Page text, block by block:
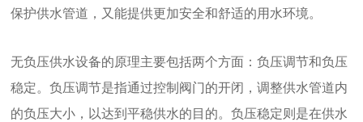
保护供水管道，又能提供更加安全和舒适的用水环境。
无负压供水设备的原理主要包括两个方面：负压调节和负压
稳定。负压调节是指通过控制阀门的开闭，调整供水管道内
的负压大小，以达到平稳供水的目的。负压稳定则是在供水